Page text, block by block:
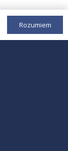
Rozumiem